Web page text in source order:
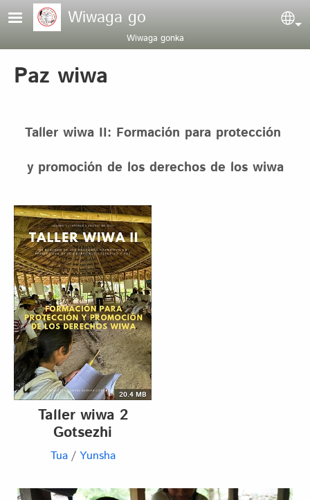
Pasar al contenido principal
Wiwaga go
Wiwaga gonka
Paz wiwa
Taller wiwa II: Formación para protección
y promoción de los derechos de los wiwa
20.4 MB
Taller wiwa 2
Gotsezhi
Tua/ Yunsha